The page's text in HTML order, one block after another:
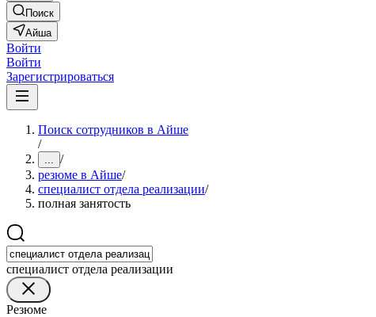
Поиск
Айша
Войти
Войти
Зарегистрироваться
Поиск сотрудников в Айше
/
... /
резюме в Айше/
специалист отдела реализации/
полная занятость
специалист отдела реализации
Резюме